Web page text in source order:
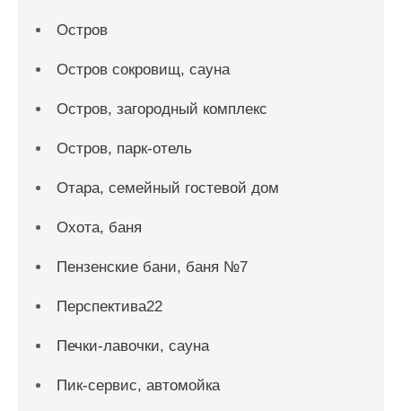
Остров
Остров сокровищ, сауна
Остров, загородный комплекс
Остров, парк-отель
Отара, семейный гостевой дом
Охота, баня
Пензенские бани, баня №7
Перспектива22
Печки-лавочки, сауна
Пик-сервис, автомойка